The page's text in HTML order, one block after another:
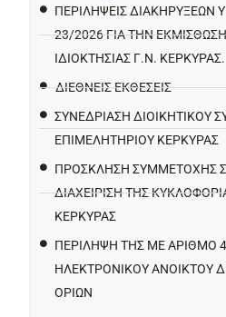
ΠΕΡΙΛΉΨΕΙΣ ΔΙΑΚΗΡΎΞΕΩΝ
23/2026 ΓΙΑ ΤΗΝ
ΙΔΙΟΚΤΗΣΊΑΣ Γ.Ν. ΚΈΡΚΥΡΑΣ.
ΔΙΕΘΝΕΙΣ ΕΚΘΕΣΕΙΣ
ΣΥΝΕΔΡΙΑΣΗ ΔΙΟΙΚΗΤΙΚΟΥ
ΕΠΙΜΕΛΗΤΗΡΙΟΥ ΚΕΡΚΥΡΑΣ
ΠΡΌΣΚΛΗΣΗ ΣΥΜΜΕΤΟΧΉΣ
ΔΙΑΧΕΊΡΙΣΗ ΤΗΣ
ΚΈΡΚΥΡΑΣ
ΠΕΡΙΛΗΨΗ ΤΗΣ ΜΕ ΑΡΙΘΜΟ
ΗΛΕΚΤΡΟΝΙΚΟΥ ΑΝΟΙΚΤΟΥ
ΟΡΙΩΝ